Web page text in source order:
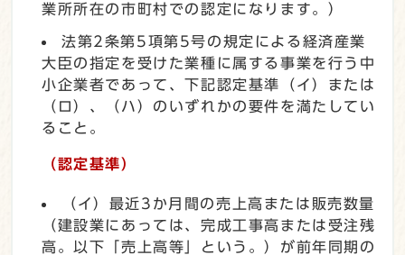
業所所在の市町村での認定になります。）
法第2条第5項第5号の規定による経済産業
大臣の指定を受けた業種に属する事業を行う中
小企業者であって、下記認定基準（イ）または
（ロ）、（ハ）のいずれかの要件を満たしてい
ること。
（認定基準）
（イ）最近3か月間の売上高または販売数量
（建設業にあっては、完成工事高または受注残
高。以下「売上高等」という。）が前年同期の